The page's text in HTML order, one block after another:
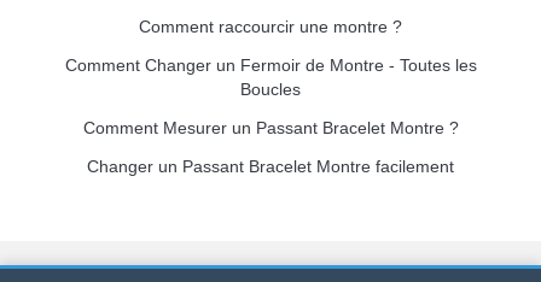
Comment raccourcir une montre ?
Comment Changer un Fermoir de Montre - Toutes les
Boucles
Comment Mesurer un Passant Bracelet Montre ?
Changer un Passant Bracelet Montre facilement